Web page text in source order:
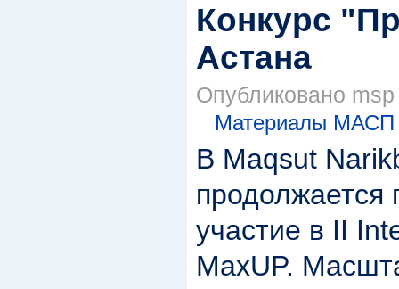
Конкурс
Астана
Опубликовано
Материалы МАСП
В Maqsut
продолжается
участие в II
MaxUP.